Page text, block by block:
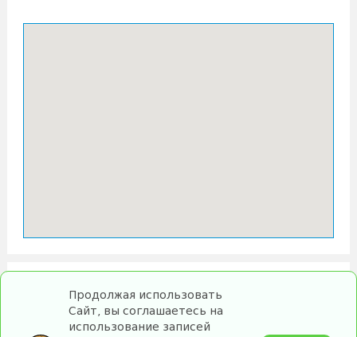
Продолжая использовать
Сайт, вы соглашаетесь на
использование записей